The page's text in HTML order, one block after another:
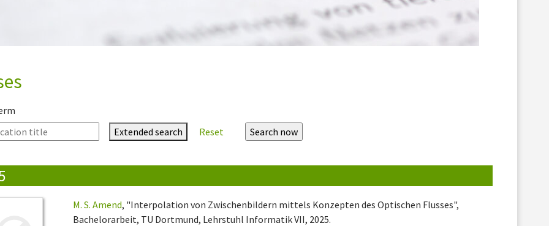
Extended search
Reset
M. S. Amend, "Interpolation von Zwischenbildern mittels Konzepten des Optischen Flusses",
Bachelorarbeit, TU Dortmund, Lehrstuhl Informatik VII, 2025.